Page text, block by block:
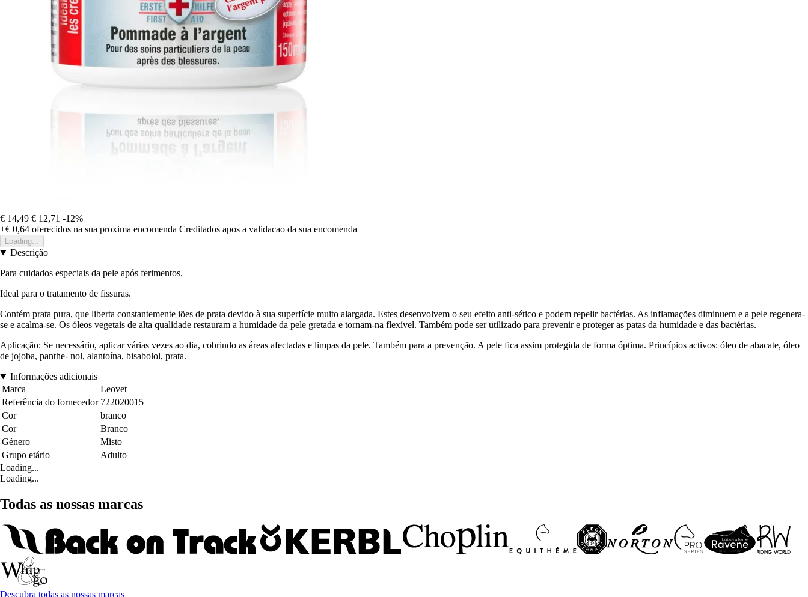
€ 14,49 € 12,71 -12%
+€ 0,64 oferecidos na sua proxima encomenda Creditados apos a validacao da sua encomenda
Loading...
Descrição
Para cuidados especiais da pele após ferimentos.
Ideal para o tratamento de fissuras.
Contém prata pura, que liberta constantemente iões de prata devido à sua superfície muito alargada. Estes desenvolvem o seu efeito anti-sético e podem repelir bactérias. As inflamações diminuem e a pele regenera-
se e acalma-se. Os óleos vegetais de alta qualidade restauram a humidade da pele gretada e tornam-na flexível. Também pode ser utilizado para prevenir e proteger as patas da humidade e das bactérias.
Aplicação: Se necessário, aplicar várias vezes ao dia, cobrindo as áreas afectadas e limpas da pele. Também para a prevenção. A pele fica assim protegida de forma óptima. Princípios activos: óleo de abacate, óleo
de jojoba, panthe- nol, alantoína, bisabolol, prata.
Informações adicionais
Marca
Leovet
Referência do fornecedor 722020015
Cor
branco
Cor
Branco
Género
Misto
Grupo etário
Adulto
Loading...
Loading...
Todas as nossas marcas
Descubra todas as nossas marcas